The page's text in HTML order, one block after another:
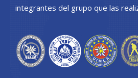
integrantes del grupo que las